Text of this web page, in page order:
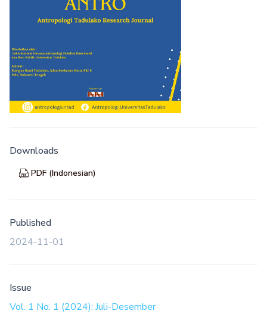
Downloads
PDF (Indonesian)
Published
2024-11-01
Issue
Vol. 1 No. 1 (2024): Juli-Desember